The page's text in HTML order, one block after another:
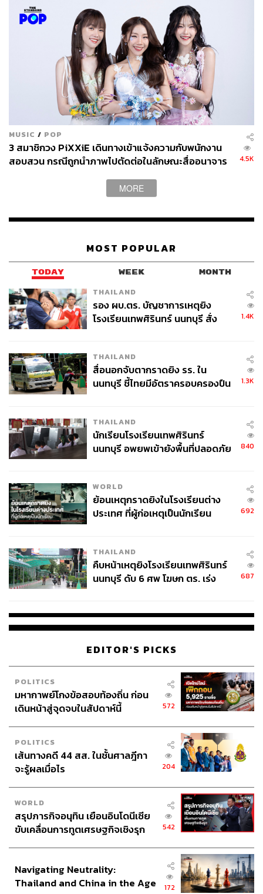
MUSIC / POP
3 สมาชิกวง PiXXiE เดินทางเข้าแจ้งความกับพนักงาน
สอบสวน กรณีถูกนำภาพไปตัดต่อในลักษณะสื่ออนาจาร
4.5K
MORE
MOST POPULAR
TODAY WEEK MONTH
THAILAND
รอง ผบ.ตร. บัญชาการเหตุยิง
โรงเรียนเทพศิรินทร์ นนทบุรี สั่ง
1.4K
THAILAND
สื่อนอกจับตากราดยิง รร. ใน
นนทบุรี ชี้ไทยมีอัตราครอบครองปืน
1.3K
THAILAND
นักเรียนโรงเรียนเทพศิรินทร์
นนทบุรี อพยพเข้ายังพื้นที่ปลอดภัย
840
WORLD
ย้อนเหตุกราดยิงในโรงเรียนต่าง
ประเทศ ที่ผู้ก่อเหตุเป็นนักเรียน
692
THAILAND
คืบหน้าเหตุยิงโรงเรียนเทพศิรินทร์
นนทบุรี ดับ 6 ศพ โฆษก ตร. เร่ง
687
EDITOR'S PICKS
POLITICS
มหากาพย์โกงข้อสอบท้องถิ่น ก่อน
เดินหน้าสู่จุดจบในสัปดาห์นี้
572
POLITICS
เส้นทางคดี 44 สส. ในชั้นศาลฎีกา
จะรู้ผลเมื่อไร
204
WORLD
สรุปภารกิจอนุทิน เยือนอินโดนีเซีย
ขับเคลื่อนการทูตเศรษฐกิจเชิงรุก
542
Navigating Neutrality:
Thailand and China in the Age
172